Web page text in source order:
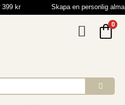
kr Skapa en personlig
0